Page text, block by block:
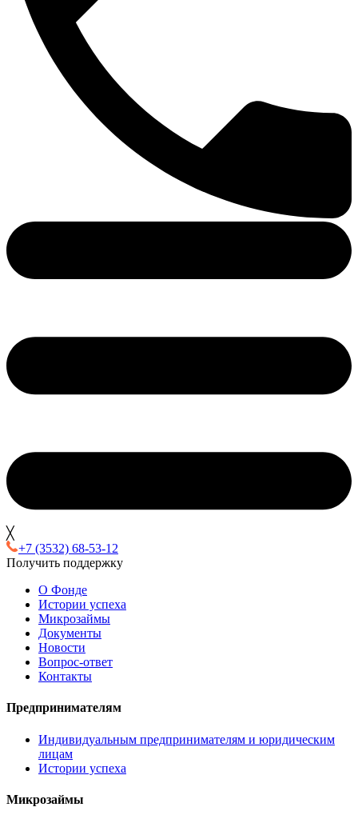
╳
+7 (3532) 68-53-12
Получить поддержку
О Фонде
Истории успеха
Микрозаймы
Документы
Новости
Вопрос-ответ
Контакты
Предпринимателям
Индивидуальным предпринимателям и юридическим
лицам
Истории успеха
Микрозаймы